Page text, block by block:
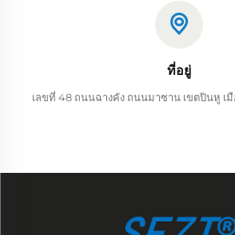
ที่อยู่
เลขที่ 48 ถนนฉางคัง ถนนมาซาน เขตปินหู เ